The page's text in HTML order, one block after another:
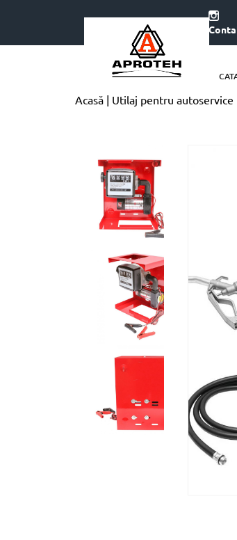
Acasă Utilaj pentru autoservice